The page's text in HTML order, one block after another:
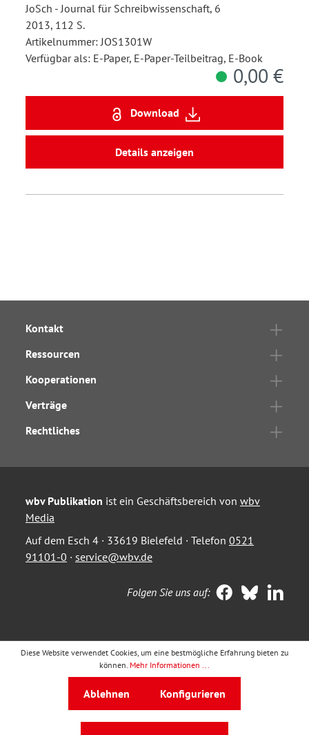
JoSch - Journal für Schreibwissenschaft, 6
2013, 112 S.
Artikelnummer: JOS1301W
Verfügbar als: E-Paper, E-Paper-Teilbeitrag, E-Book
0,00 €
Download
Details anzeigen
Kontakt
Ressourcen
Kooperationen
Verträge
Rechtliches
wbv Publikation ist ein Geschäftsbereich von wbv
Media
Auf dem Esch 4 · 33619 Bielefeld · Telefon 0521
91101-0 · service@wbv.de
Folgen Sie uns auf:
Diese Website verwendet Cookies, um eine bestmögliche Erfahrung bieten zu
können. Mehr Informationen ...
Ablehnen Konfigurieren